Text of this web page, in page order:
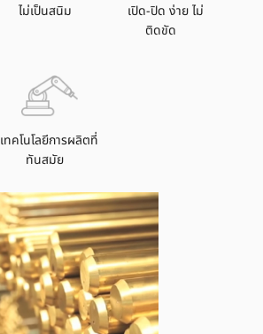
ไม่เป็นสนิม
เปิด-ปิด ง่าย ไม่
ติดขัด
เทคโนโลยีการผลิตที่
ทันสมัย